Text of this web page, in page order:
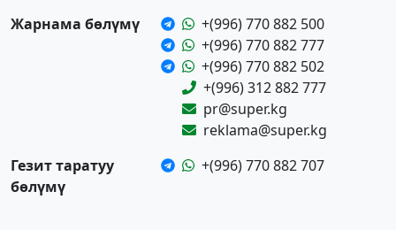
Жарнама бөлүмү
+(996) 770 882 500
+(996) 770 882 777
+(996) 770 882 502
+(996) 312 882 777
pr@super.kg
reklama@super.kg
Гезит таратуу
бөлүмү
+(996) 770 882 707